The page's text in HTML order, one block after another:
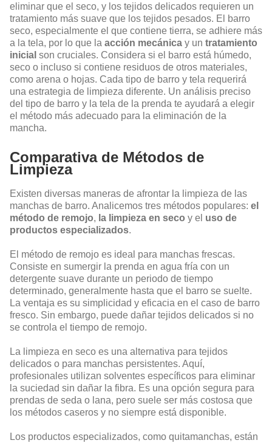
eliminar que el seco, y los tejidos delicados requieren un
tratamiento más suave que los tejidos pesados. El barro
seco, especialmente el que contiene tierra, se adhiere más
a la tela, por lo que la acción mecánica y un tratamiento
inicial son cruciales. Considera si el barro está húmedo,
seco o incluso si contiene residuos de otros materiales,
como arena o hojas. Cada tipo de barro y tela requerirá
una estrategia de limpieza diferente. Un análisis preciso
del tipo de barro y la tela de la prenda te ayudará a elegir
el método más adecuado para la eliminación de la
mancha.
Comparativa de Métodos de
Limpieza
Existen diversas maneras de afrontar la limpieza de las
manchas de barro. Analicemos tres métodos populares: el
método de remojo, la limpieza en seco y el uso de
productos especializados.
El método de remojo es ideal para manchas frescas.
Consiste en sumergir la prenda en agua fría con un
detergente suave durante un periodo de tiempo
determinado, generalmente hasta que el barro se suelte.
La ventaja es su simplicidad y eficacia en el caso de barro
fresco. Sin embargo, puede dañar tejidos delicados si no
se controla el tiempo de remojo.
La limpieza en seco es una alternativa para tejidos
delicados o para manchas persistentes. Aquí,
profesionales utilizan solventes específicos para eliminar
la suciedad sin dañar la fibra. Es una opción segura para
prendas de seda o lana, pero suele ser más costosa que
los métodos caseros y no siempre está disponible.
Los productos especializados, como quitamanchas, están